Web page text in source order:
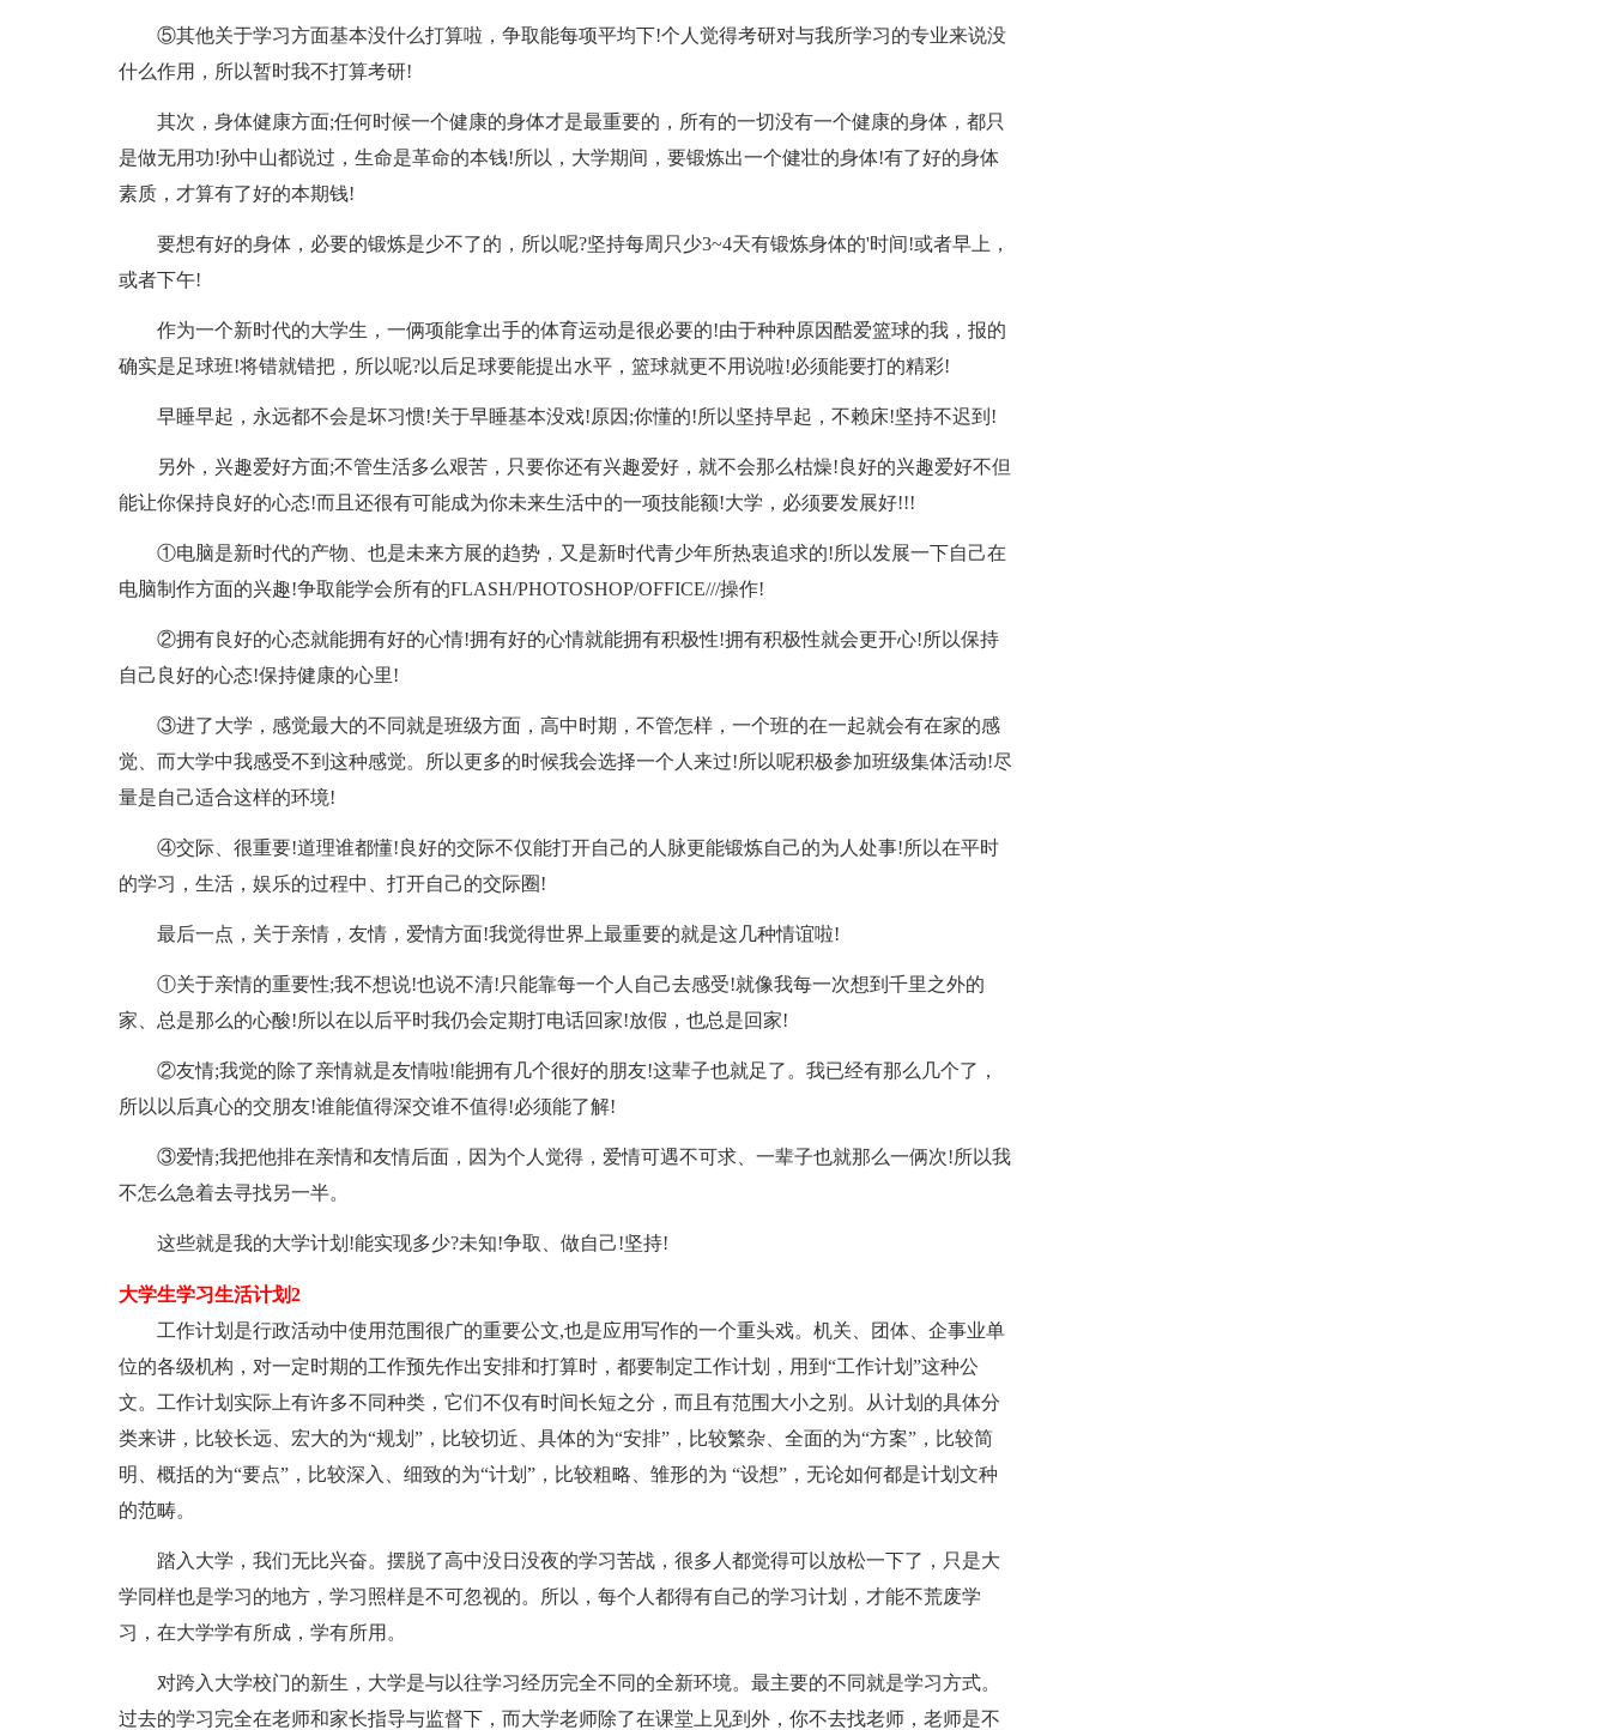
⑤其他关于学习方面基本没什么打算啦，争取能每项平均下!个人觉得考研对与我所学习的专业来说没
什么作用，所以暂时我不打算考研!
其次，身体健康方面;任何时候一个健康的身体才是最重要的，所有的一切没有一个健康的身体，都只
是做无用功!孙中山都说过，生命是革命的本钱!所以，大学期间，要锻炼出一个健壮的身体!有了好的身体
素质，才算有了好的本期钱!
要想有好的身体，必要的锻炼是少不了的，所以呢?坚持每周只少3~4天有锻炼身体的'时间!或者早上，
或者下午!
作为一个新时代的大学生，一俩项能拿出手的体育运动是很必要的!由于种种原因酷爱篮球的我，报的
确实是足球班!将错就错把，所以呢?以后足球要能提出水平，篮球就更不用说啦!必须能要打的精彩!
早睡早起，永远都不会是坏习惯!关于早睡基本没戏!原因;你懂的!所以坚持早起，不赖床!坚持不迟到!
另外，兴趣爱好方面;不管生活多么艰苦，只要你还有兴趣爱好，就不会那么枯燥!良好的兴趣爱好不但
能让你保持良好的心态!而且还很有可能成为你未来生活中的一项技能额!大学，必须要发展好!!!
①电脑是新时代的产物、也是未来方展的趋势，又是新时代青少年所热衷追求的!所以发展一下自己在
电脑制作方面的兴趣!争取能学会所有的FLASH/PHOTOSHOP/OFFICE///操作!
②拥有良好的心态就能拥有好的心情!拥有好的心情就能拥有积极性!拥有积极性就会更开心!所以保持
自己良好的心态!保持健康的心里!
③进了大学，感觉最大的不同就是班级方面，高中时期，不管怎样，一个班的在一起就会有在家的感
觉、而大学中我感受不到这种感觉。所以更多的时候我会选择一个人来过!所以呢积极参加班级集体活动!尽
量是自己适合这样的环境!
④交际、很重要!道理谁都懂!良好的交际不仅能打开自己的人脉更能锻炼自己的为人处事!所以在平时
的学习，生活，娱乐的过程中、打开自己的交际圈!
最后一点，关于亲情，友情，爱情方面!我觉得世界上最重要的就是这几种情谊啦!
①关于亲情的重要性;我不想说!也说不清!只能靠每一个人自己去感受!就像我每一次想到千里之外的
家、总是那么的心酸!所以在以后平时我仍会定期打电话回家!放假，也总是回家!
②友情;我觉的除了亲情就是友情啦!能拥有几个很好的朋友!这辈子也就足了。我已经有那么几个了，
所以以后真心的交朋友!谁能值得深交谁不值得!必须能了解!
③爱情;我把他排在亲情和友情后面，因为个人觉得，爱情可遇不可求、一辈子也就那么一俩次!所以我
不怎么急着去寻找另一半。
这些就是我的大学计划!能实现多少?未知!争取、做自己!坚持!
大学生学习生活计划2
工作计划是行政活动中使用范围很广的重要公文,也是应用写作的一个重头戏。机关、团体、企事业单
位的各级机构，对一定时期的工作预先作出安排和打算时，都要制定工作计划，用到“工作计划”这种公
文。工作计划实际上有许多不同种类，它们不仅有时间长短之分，而且有范围大小之别。从计划的具体分
类来讲，比较长远、宏大的为“规划”，比较切近、具体的为“安排”，比较繁杂、全面的为“方案”，比较简
明、概括的为“要点”，比较深入、细致的为“计划”，比较粗略、雏形的为 “设想”，无论如何都是计划文种
的范畴。
踏入大学，我们无比兴奋。摆脱了高中没日没夜的学习苦战，很多人都觉得可以放松一下了，只是大
学同样也是学习的地方，学习照样是不可忽视的。所以，每个人都得有自己的学习计划，才能不荒废学
习，在大学学有所成，学有所用。
对跨入大学校门的新生，大学是与以往学习经历完全不同的全新环境。最主要的不同就是学习方式。
过去的学习完全在老师和家长指导与监督下，而大学老师除了在课堂上见到外，你不去找老师，老师是不